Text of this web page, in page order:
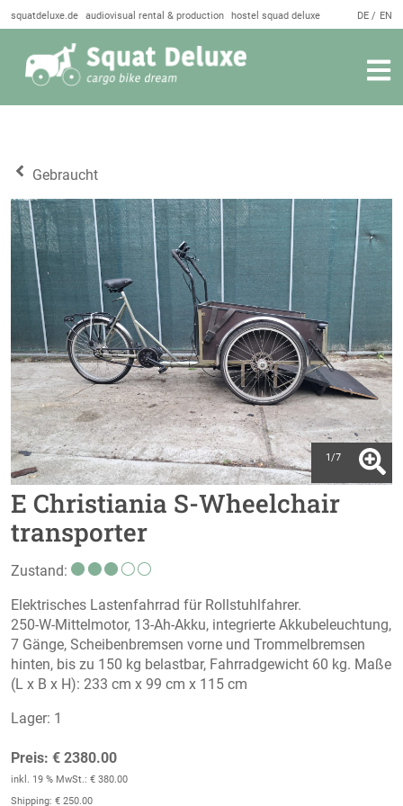
squatdeluxe.de audiovisual rental & production hostel squad deluxe DE EN
Gebraucht
1/7
E Christiania S-Wheelchair
transporter
Zustand:
Elektrisches Lastenfahrrad für Rollstuhlfahrer.
250-W-Mittelmotor, 13-Ah-Akku, integrierte Akkubeleuchtung,
7 Gänge, Scheibenbremsen vorne und Trommelbremsen
hinten, bis zu 150 kg belastbar, Fahrradgewicht 60 kg. Maße
(L x B x H): 233 cm x 99 cm x 115 cm
Lager: 1
Preis: € 2380.00
inkl. 19 % MwSt.: € 380.00
Shipping: € 250.00